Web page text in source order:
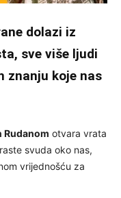
dolazi iz
sve više ljudi
znanju koje nas
Rudanom otvara vrata
svuda oko nas,
vrijednošću za